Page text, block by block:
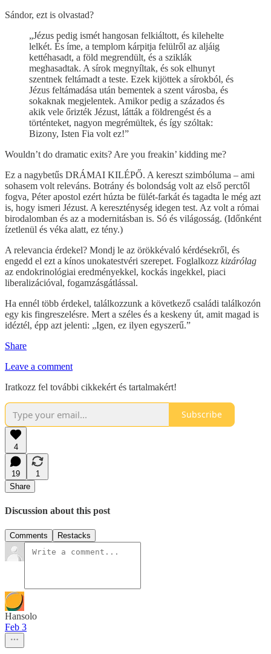
Sándor, ezt is olvastad?
„Jézus pedig ismét hangosan felkiáltott, és kilehelte
lelkét. És íme, a templom kárpitja felülről az aljáig
kettéhasadt, a föld megrendült, és a sziklák
meghasadtak. A sírok megnyíltak, és sok elhunyt
szentnek feltámadt a teste. Ezek kijöttek a sírokból, és
Jézus feltámadása után bementek a szent városba, és
sokaknak megjelentek. Amikor pedig a százados és
akik vele őrizték Jézust, látták a földrengést és a
történteket, nagyon megrémültek, és így szóltak:
Bizony, Isten Fia volt ez!”
Wouldn’t do dramatic exits? Are you freakin’ kidding me?
Ez a nagybetűs DRÁMAI KILÉPŐ. A kereszt szimbóluma – ami
sohasem volt releváns. Botrány és bolondság volt az első perctől
fogva, Péter apostol ezért húzta be fülét-farkát és tagadta le még azt
is, hogy ismeri Jézust. A kereszténység idegen test. Az volt a római
birodalomban és az a modernitásban is. Só és világosság. (Időnként
ízetlenül és véka alatt, ez tény.)
A relevancia érdekel? Mondj le az örökkévaló kérdésekről, és
engedd el ezt a kínos unokatestvéri szerepet. Foglalkozz kizárólag
az endokrinológiai eredményekkel, kockás ingekkel, piaci
liberalizációval, fogamzásgátlással.
Ha ennél több érdekel, találkozzunk a következő családi találkozón
egy kis fingreszelésre. Mert a széles és a keskeny út, amit magad is
idéztél, épp azt jelenti: „Igen, ez ilyen egyszerű.”
Share
Leave a comment
Iratkozz fel további cikkekért és tartalmakért!
Subscribe
4
19
1
Share
Discussion about this post
Comments Restacks
Hansolo
Feb 3